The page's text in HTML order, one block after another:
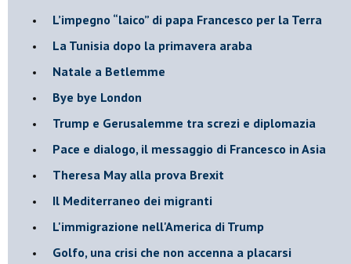
L’impegno “laico” di papa Francesco per la Terra
La Tunisia dopo la primavera araba
Natale a Betlemme
Bye bye London
Trump e Gerusalemme tra screzi e diplomazia
Pace e dialogo, il messaggio di Francesco in Asia
Theresa May alla prova Brexit
Il Mediterraneo dei migranti
L'immigrazione nell'America di Trump
Golfo, una crisi che non accenna a placarsi